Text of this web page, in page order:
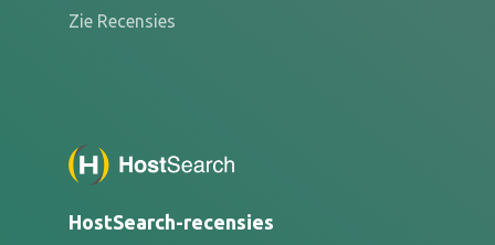
Zie Recensies
HostSearch-recensies